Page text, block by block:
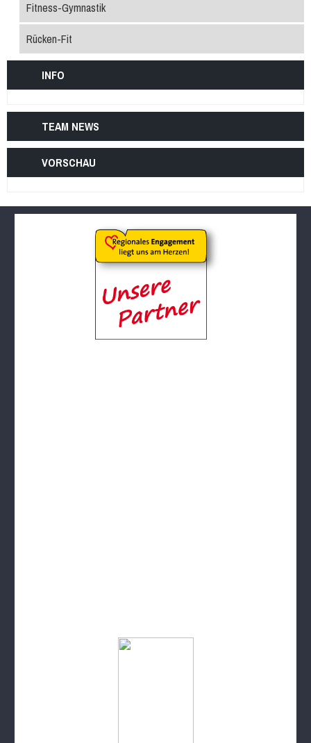
Fitness-Gymnastik
Rücken-Fit
INFO
TEAM NEWS
VORSCHAU